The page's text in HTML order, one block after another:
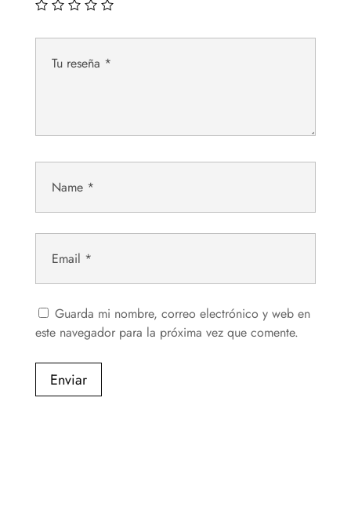
Guarda mi nombre, correo electrónico y web en
este navegador para la próxima vez que comente.
Enviar